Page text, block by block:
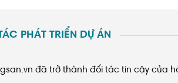
PHÁT TRIỂN DỰ ÁN
đã trở thành đối tác tin cậy của